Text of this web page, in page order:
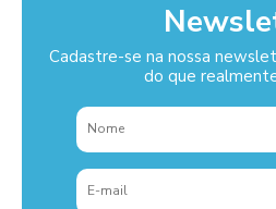
Cadastre-se na nossa
do que